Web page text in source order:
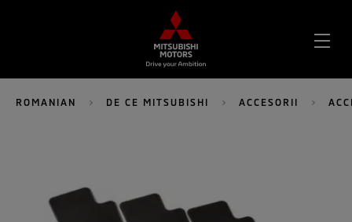
ROMANIAN DE CE MITSUBISHI ACCESORII